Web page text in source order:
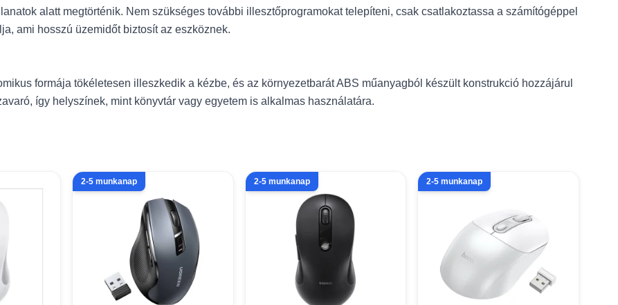
alatt megtörténik. Nem szükséges további illesztőprogramokat telepíteni, csak csatlakoztassa a számítógéppel
ami hosszú üzemidőt biztosít az eszköznek.
formája tökéletesen illeszkedik a kézbe, és az környezetbarát ABS műanyagból készült konstrukció hozzájárul
így helyszínek, mint könyvtár vagy egyetem is alkalmas használatára.
2-5 munkanap 2-5 munkanap 2-5 munkanap